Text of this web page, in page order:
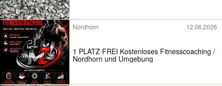
Nordhorn 12.06.2026
1 PLATZ FREI Kostenloses Fitnesscoaching /
Nordhorn und Umgebung